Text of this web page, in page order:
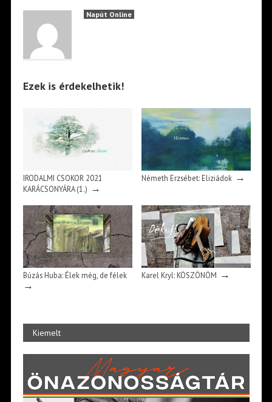
Napút Online
Ezek is érdekelhetik!
IRODALMI CSOKOR 2021
KARÁCSONYÁRA (1.) →
Németh Erzsébet: Eliziádok→
Búzás Huba: Élek még, de félek
→
Karel Kryl: KÖSZÖNÖM →
Kiemelt